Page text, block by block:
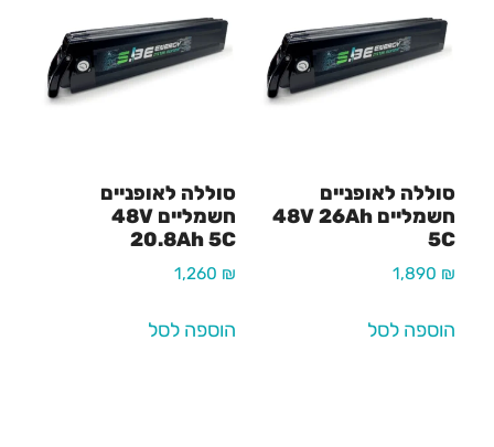
סוללה לאופניים
חשמליים 48V 26Ah
5C
1,890 ₪
הוספה לסל
סוללה לאופניים
חשמליים 48V
20.8Ah 5C
1,260 ₪
הוספה לסל